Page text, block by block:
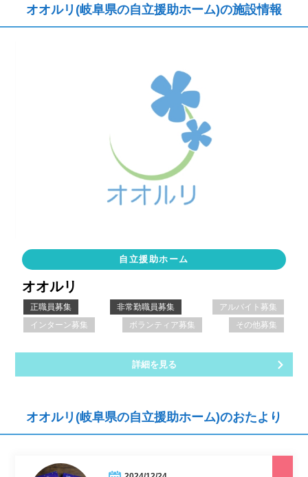
オオルリ(岐阜県の自立援助ホーム)の施設情報
自立援助ホーム
オオルリ
正職員募集 非常勤職員募集
アルバイト募集
インターン募集
ボランティア募集 その他募集
詳細を見る
オオルリ(岐阜県の自立援助ホーム)のおたより